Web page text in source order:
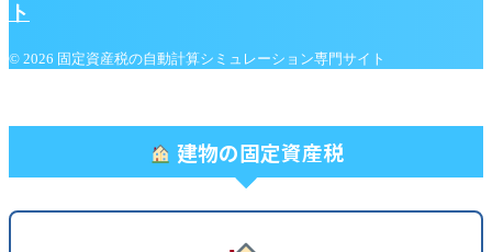
ト
© 2026 固定資産税の自動計算シミュレーション専門サイト
建物の固定資産税